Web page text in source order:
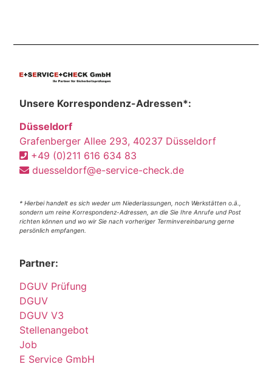
Unsere Korrespondenz-Adressen*:
Düsseldorf
Grafenberger Allee 293, 40237 Düsseldorf
+49 (0)211 616 634 83
duesseldorf@e-service-check.de
* Hierbei handelt es sich weder um Niederlassungen, noch Werkstätten o.ä.,
sondern um reine Korrespondenz-Adressen, an die Sie Ihre Anrufe und Post
richten können und wo wir Sie nach vorheriger Terminvereinbarung gerne
persönlich empfangen.
Partner:
DGUV Prüfung
DGUV
DGUV V3
Stellenangebot
Job
E Service GmbH